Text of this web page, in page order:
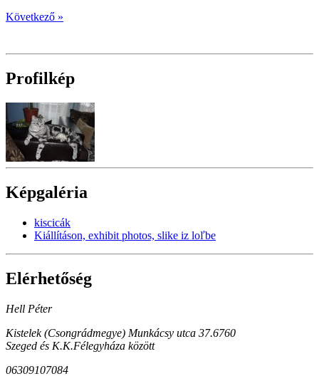
Következő »
Profilkép
Képgaléria
kiscicák
Kiállításon, exhibit photos, slike iz loľbe
Elérhetőség
Hell Péter
Kistelek (Csongrádmegye) Munkácsy utca 37.6760
Szeged és K.K.Félegyháza között
06309107084